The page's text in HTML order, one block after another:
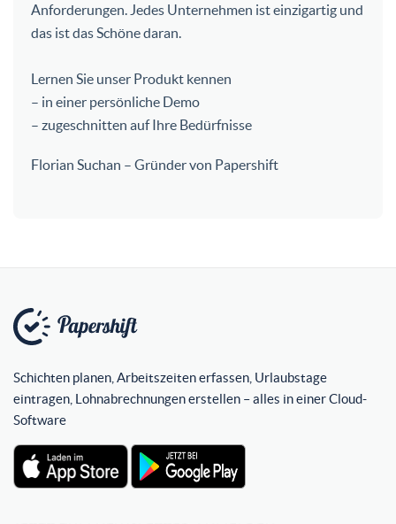
Anforderungen. Jedes Unternehmen ist einzigartig und
das ist das Schöne daran.
Lernen Sie unser Produkt kennen
– in einer persönliche Demo
– zugeschnitten auf Ihre Bedürfnisse
Florian Suchan – Gründer von Papershift
Schichten planen, Arbeitszeiten erfassen, Urlaubstage
eintragen, Lohnabrechnungen erstellen – alles in einer Cloud-
Software